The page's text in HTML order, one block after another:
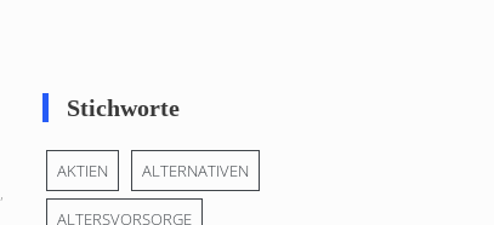
,
Stichworte
AKTIEN ALTERNATIVEN
ALTERSVORSORGE